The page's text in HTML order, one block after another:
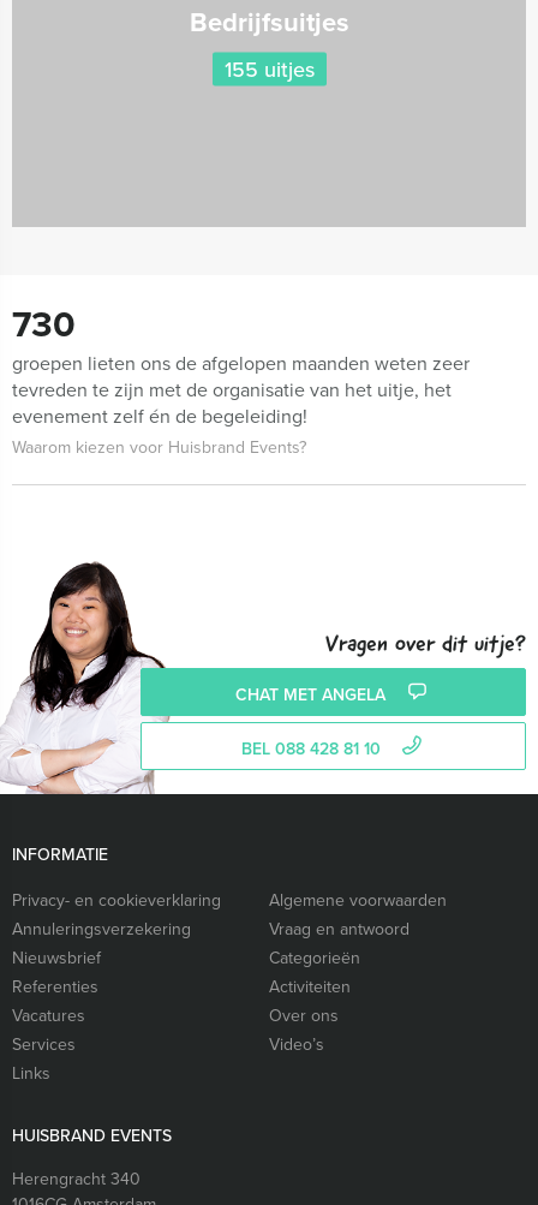
Bedrijfsuitjes
155 uitjes
730
groepen lieten ons de afgelopen maanden weten zeer
tevreden te zijn met de organisatie van het uitje, het
evenement zelf én de begeleiding!
Waarom kiezen voor Huisbrand Events?
Vragen over dit uitje?
CHAT MET ANGELA
BEL 088 428 81 10
INFORMATIE
Privacy- en cookieverklaring
Algemene voorwaarden
Annuleringsverzekering
Vraag en antwoord
Nieuwsbrief
Categorieën
Referenties
Activiteiten
Vacatures
Over ons
Services
Video’s
Links
HUISBRAND EVENTS
Herengracht 340